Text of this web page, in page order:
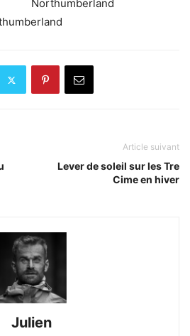
Article suivant
Lever de soleil sur les Tre
Cime en hiver
Julien